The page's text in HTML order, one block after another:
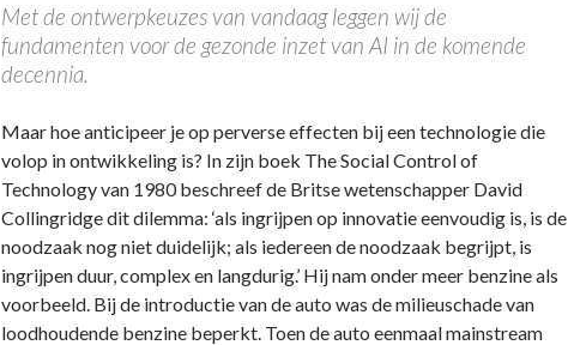
Met de ontwerpkeuzes van vandaag leggen wij de
fundamenten voor de gezonde inzet van AI in de komende
decennia.
Maar hoe anticipeer je op perverse effecten bij een technologie die
volop in ontwikkeling is? In zijn boek The Social Control of
Technology van 1980 beschreef de Britse wetenschapper David
Collingridge dit dilemma: ‘als ingrijpen op innovatie eenvoudig is, is de
noodzaak nog niet duidelijk; als iedereen de noodzaak begrijpt, is
ingrijpen duur, complex en langdurig.’ Hij nam onder meer benzine als
voorbeeld. Bij de introductie van de auto was de milieuschade van
loodhoudende benzine beperkt. Toen de auto eenmaal mainstream